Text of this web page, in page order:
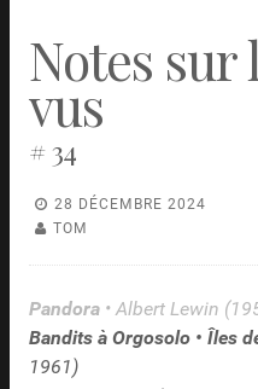
Notes sur
vus
# 34
28 DÉCEMBRE 2024
TOM
Pandora • Albert Lewin
Bandits à Orgosolo • Îles
1961)